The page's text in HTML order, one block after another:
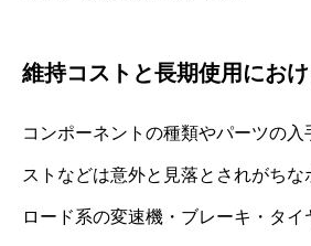
維持コストと長期使用にお
コンポーネントの種類やパーツの入
ストなどは意外と見落とされがちな
ロード系の変速機・ブレーキ・タイ